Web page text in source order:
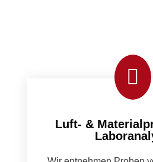

Luft- &